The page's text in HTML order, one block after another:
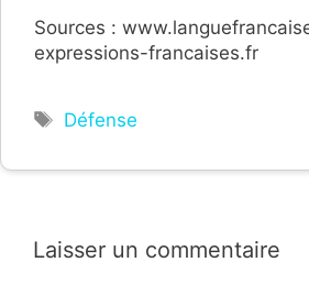
Sources :
expressions-francaises.fr
Étiquettes
Défense
Laisser un commentaire